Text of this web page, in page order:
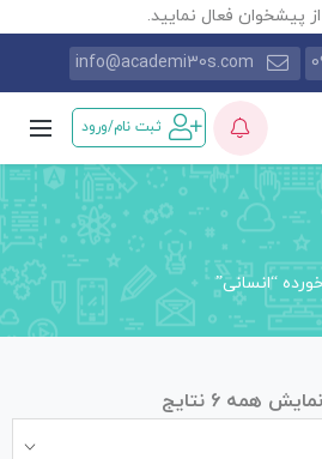
پیشخوان فعال نمایید.
info@academi30s.com
ثبت نام/ورود
“انسانی”
نمایش همه 6 نتایج